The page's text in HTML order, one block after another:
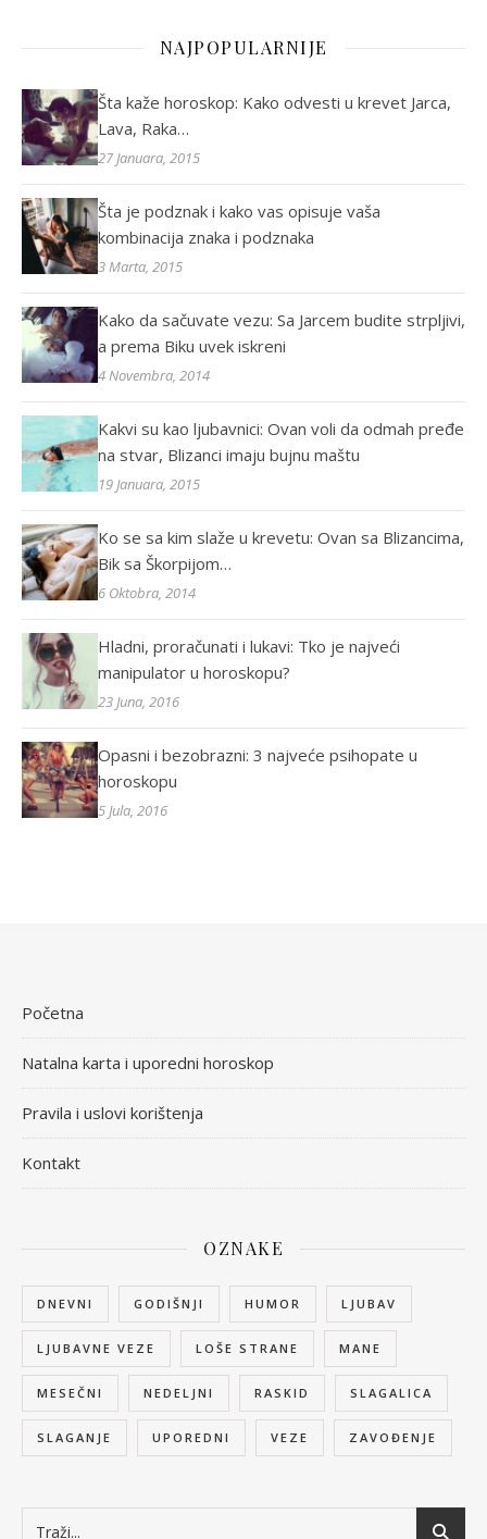
NAJPOPULARNIJE
Šta kaže horoskop: Kako odvesti u krevet Jarca,
Lava, Raka…
27 Januara, 2015
Šta je podznak i kako vas opisuje vaša
kombinacija znaka i podznaka
3 Marta, 2015
Kako da sačuvate vezu: Sa Jarcem budite strpljivi,
a prema Biku uvek iskreni
4 Novembra, 2014
Kakvi su kao ljubavnici: Ovan voli da odmah pređe
na stvar, Blizanci imaju bujnu maštu
19 Januara, 2015
Ko se sa kim slaže u krevetu: Ovan sa Blizancima,
Bik sa Škorpijom…
6 Oktobra, 2014
Hladni, proračunati i lukavi: Tko je najveći
manipulator u horoskopu?
23 Juna, 2016
Opasni i bezobrazni: 3 najveće psihopate u
horoskopu
5 Jula, 2016
Početna
Natalna karta i uporedni horoskop
Pravila i uslovi korištenja
Kontakt
OZNAKE
DNEVNI GODIŠNJI HUMOR LJUBAV
LJUBAVNE VEZE LOŠE STRANE MANE
MESEČNI NEDELJNI RASKID SLAGALICA
SLAGANJE UPOREDNI VEZE ZAVOĐENJE